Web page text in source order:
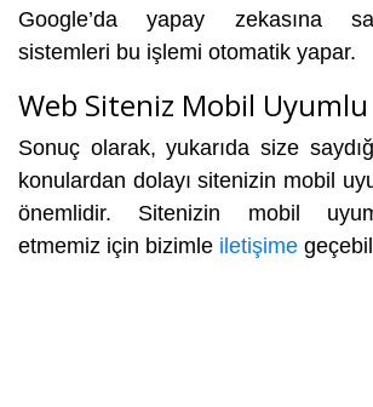
Google’da yapay zekasına
sistemleri bu işlemi otomatik yapar.
Web Siteniz Mobil
Sonuç olarak, yukarıda size
konulardan dolayı sitenizin mobil
önemlidir. Sitenizin mobil
etmemiz için bizimle iletişime